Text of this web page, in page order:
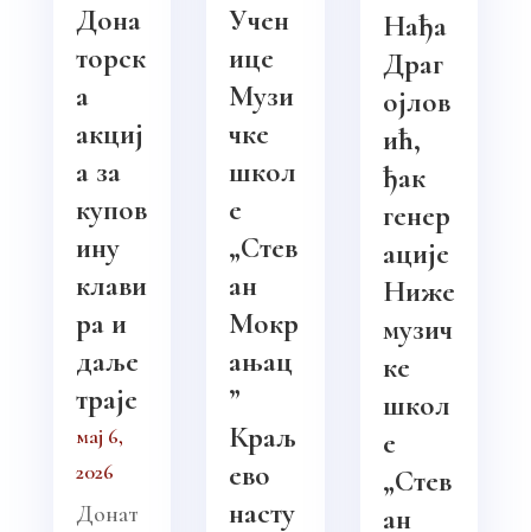
Дона
торск
а
акциј
а за
купов
ину
клави
ра и
даље
траје
мај 6,
2026
Донат
Учен
ице
Музи
чке
школ
е
„Стев
ан
Мокр
ањац
”
Краљ
ево
насту
Нађа
Драг
ојлов
ић,
ђак
генер
ације
Ниже
музич
ке
школ
е
„Стев
ан